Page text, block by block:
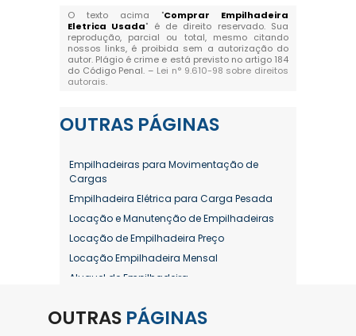
O texto acima "Comprar Empilhadeira
Eletrica Usada" é de direito reservado. Sua
reprodução, parcial ou total, mesmo citando
nossos links, é proibida sem a autorização do
autor. Plágio é crime e está previsto no artigo 184
do Código Penal. – Lei n° 9.610-98 sobre direitos
autorais.
OUTRAS PÁGINAS
Empilhadeiras para Movimentação de
Cargas
Empilhadeira Elétrica para Carga Pesada
Locação e Manutenção de Empilhadeiras
Locação de Empilhadeira Preço
Locação Empilhadeira Mensal
Aluguel de Empilhadeira
Aluguel de Empilhadeira Diária Valor
OUTRAS PÁGINAS